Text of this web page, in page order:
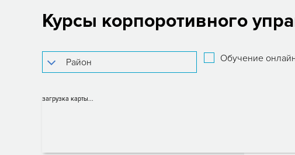
Курсы корпоротивного
Обучение
загрузка карты...